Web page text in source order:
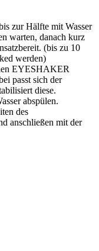
zur Hälfte mit Wasser
warten, danach kurz
(bis zu 10
werden)
EYESHAKER
passt sich der
diese.
abspülen.
des
anschließen mit der